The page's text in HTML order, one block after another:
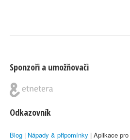
Sponzoři a umožňovači
Odkazovník
Blog | Nápady & připomínky | Aplikace pro